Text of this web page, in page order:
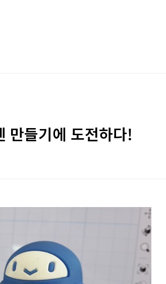
만들기에 도전하다!